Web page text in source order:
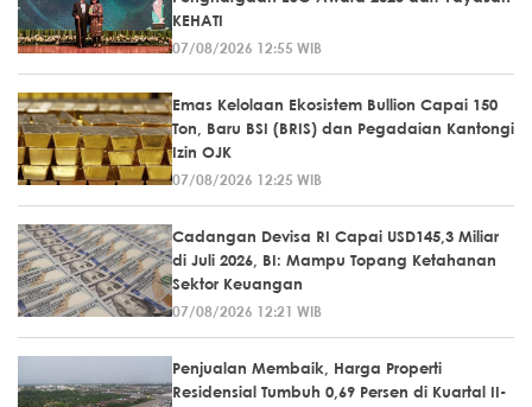
KEHATI
07/08/2026 12:55 WIB
Emas Kelolaan Ekosistem Bullion Capai 150
Ton, Baru BSI (BRIS) dan Pegadaian Kantongi
Izin OJK
07/08/2026 12:25 WIB
Cadangan Devisa RI Capai USD145,3 Miliar
di Juli 2026, BI: Mampu Topang Ketahanan
Sektor Keuangan
07/08/2026 12:21 WIB
Penjualan Membaik, Harga Properti
Residensial Tumbuh 0,69 Persen di Kuartal II-